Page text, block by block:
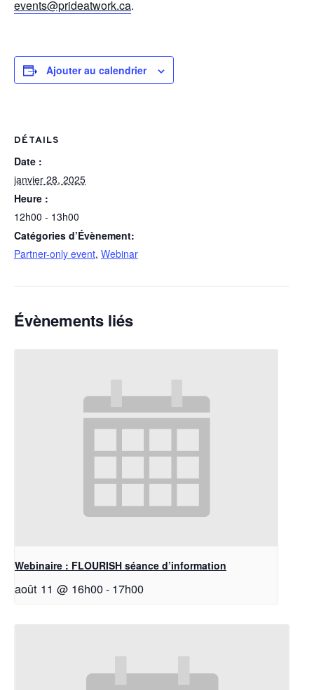
events@prideatwork.ca.
Ajouter au calendrier
DÉTAILS
Date :
janvier 28, 2025
Heure :
12h00 - 13h00
Catégories d’Évènement:
Partner-only event, Webinar
Évènements liés
Webinaire : FLOURISH séance d’information
août 11 @ 16h00- 17h00